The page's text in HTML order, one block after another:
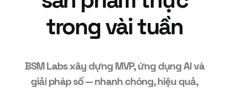
trong vài tuần
BSM Labs xây dựng MVP, ứng dụng AI và
giải pháp số — nhanh chóng, hiệu quả,